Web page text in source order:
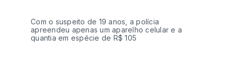
Com o suspeito de 19 anos, a polícia
apreendeu apenas um aparelho celular e a
quantia em espécie de R$ 105